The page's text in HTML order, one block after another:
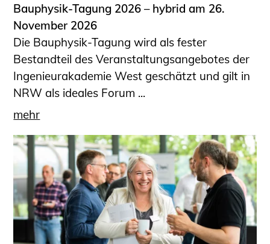
Bauphysik-Tagung 2026 – hybrid am 26.
November 2026
Die Bauphysik-Tagung wird als fester
Bestandteil des Veranstaltungsangebotes der
Ingenieurakademie West geschätzt und gilt in
NRW als ideales Forum ...
mehr